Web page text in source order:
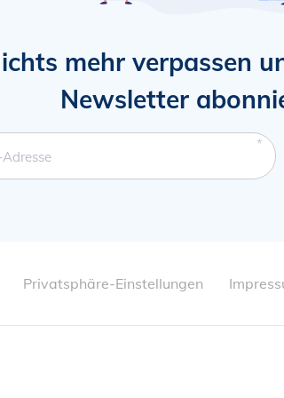
mehr verpassen
Newsletter
Privatsphäre-Einstellungen